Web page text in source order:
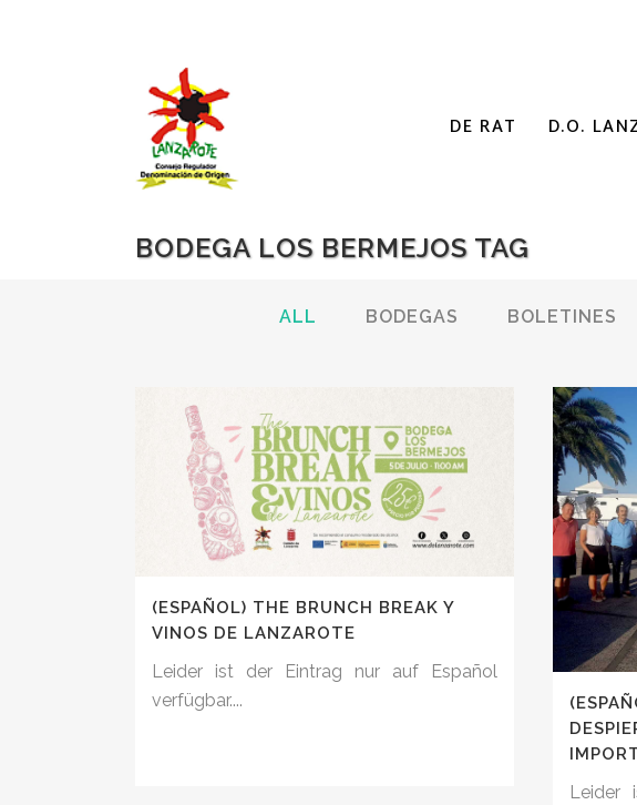
DE RAT D.O.
BODEGA LOS BERMEJOS TAG
ALL BODEGAS BOLETINES
(ESPAÑOL) THE BRUNCH BREAK Y
VINOS DE LANZAROTE
Leider ist der Eintrag nur auf Español
verfügbar....
Leider